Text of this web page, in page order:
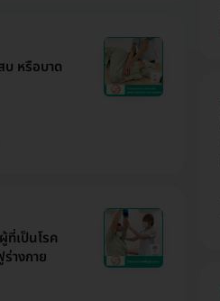
บ หรือบาด
เป็นโรค
างกาย